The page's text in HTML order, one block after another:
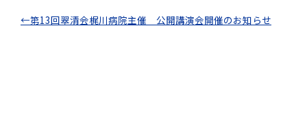
←第13回翠清会梶川病院主催 公開講演会開催のお知らせ